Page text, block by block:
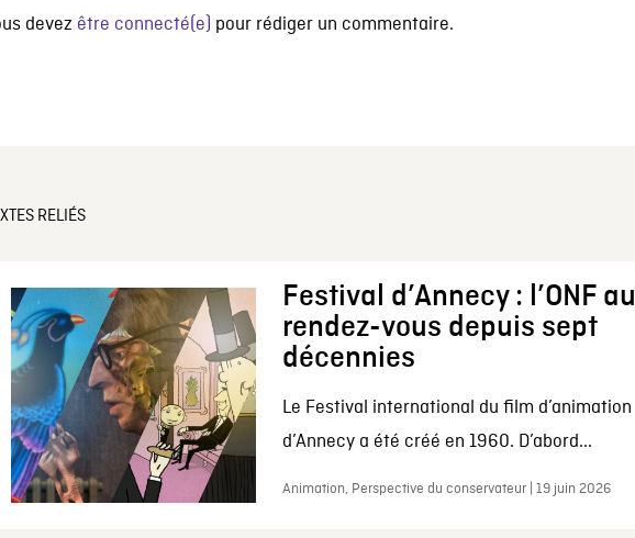
devez être connecté(e) pour rédiger un commentaire.
RELIÉS
Festival d’Annecy : l’ONF au
rendez-vous depuis sept
décennies
Le Festival international du film d’animation
d’Annecy a été créé en 1960. D’abord...
Animation, Perspective du conservateur | 19 juin 2026